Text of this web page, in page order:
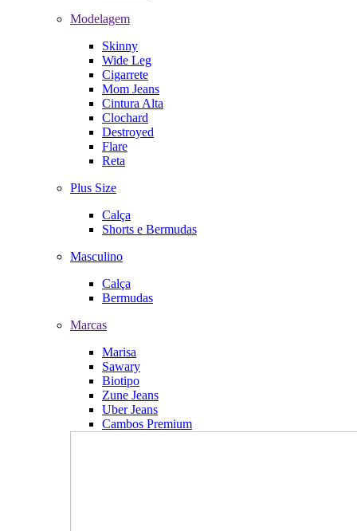
Modelagem
Skinny
Wide Leg
Cigarrete
Mom Jeans
Cintura Alta
Clochard
Destroyed
Flare
Reta
Plus Size
Calça
Shorts e Bermudas
Masculino
Calça
Bermudas
Marcas
Marisa
Sawary
Biotipo
Zune Jeans
Uber Jeans
Cambos Premium